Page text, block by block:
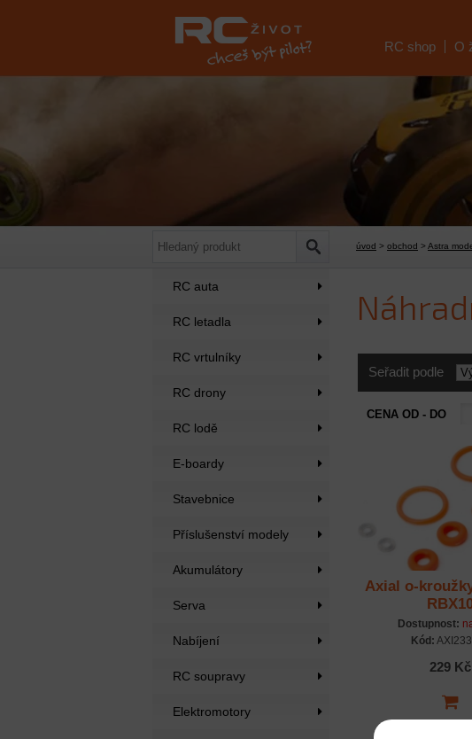
RC shop O
úvod > obchod >Astra
RC auta
RC letadla
RC vrtulníky
RC drony
RC lodě
E-boardy
Stavebnice
Příslušenství modely
Akumulátory
Serva
Nabíjení
RC soupravy
Elektromotory
Seřadit podle
CENA OD - DO
Axial o-
Dostupnost:
Kód:
229 Kč